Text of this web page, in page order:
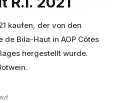
kaufen, der von den
de Bila-Haut in AOP Côtes
hergestellt wurde.